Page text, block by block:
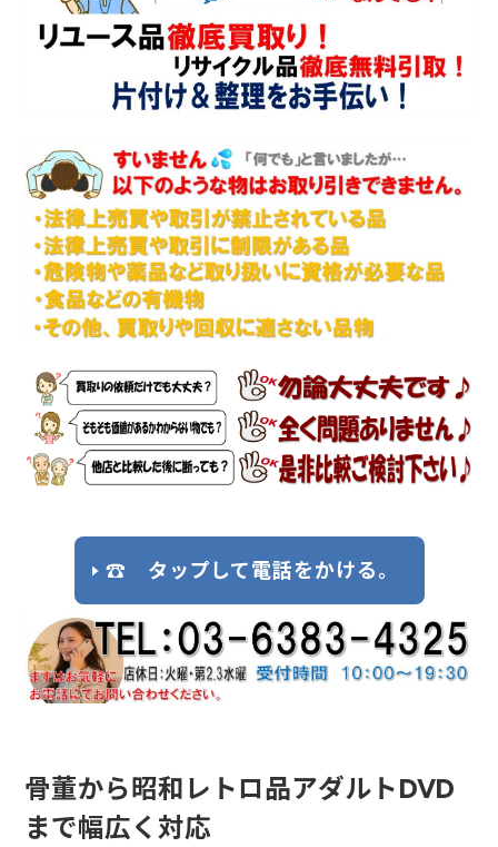
☎ タップして電話をかける。
骨董から昭和レトロ品アダルトDVD
まで幅広く対応